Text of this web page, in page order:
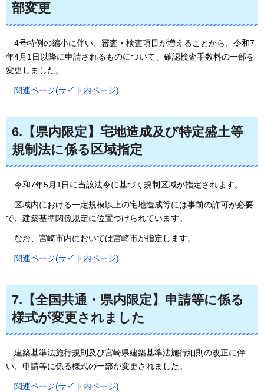
部変更
4号特例の縮小に伴い、審査・検査項目が増えることから、令和7
年4月1日以降に申請されるものについて、確認検査手数料の一部を
変更しました。
関連ページ(サイト内ページ)
6.【県内限定】宅地造成及び特定盛土等
規制法に係る区域指定
令和7年5月1日に当該法令に基づく規制区域が指定されます。
区域内における一定規模以上の宅地造成等には事前の許可が必要
で、建築基準関係規定に位置づけられています。
なお、宮崎市内においては宮崎市が指定します。
関連ページ(サイト内ページ)
7.【全国共通・県内限定】申請等に係る
様式が変更されました
建築基準法施行規則及び宮崎県建築基準法施行細則の改正に伴
い、申請等に係る様式の一部が変更されました。
関連ページ(サイト内ページ)